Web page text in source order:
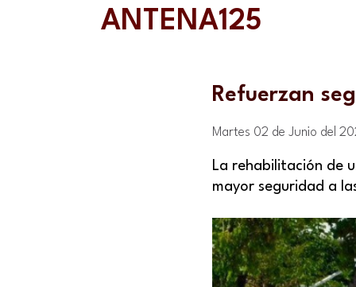
ANTENA125
Refuerzan
Martes 02 de Junio del
La rehabilitación de
mayor seguridad a